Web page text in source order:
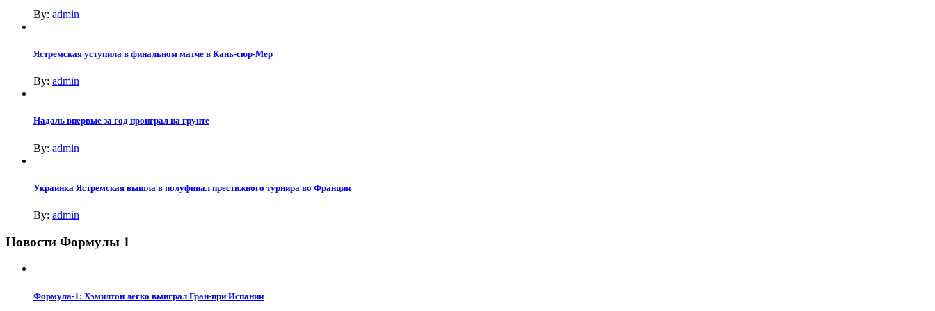
By: admin
Ястремская уступила в финальном матче в Кань-сюр-Мер
By: admin
Надаль впервые за год проиграл на грунте
By: admin
Украинка Ястремская вышла в полуфинал престижного турнира во Франции
By: admin
Новости Формулы 1
Формула-1: Хэмилтон легко выиграл Гран-при Испании